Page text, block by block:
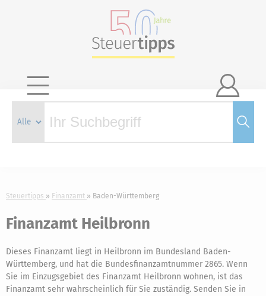

Steuertipps Finanzamt Baden-Württemberg
Finanzamt Heilbronn
Dieses Finanzamt liegt in Heilbronn im Bundesland Baden-
Württemberg, und hat die Bundesfinanzamtnummer 2865. Wenn
Sie im Einzugsgebiet des Finanzamt Heilbronn wohnen, ist das
Finanzamt sehr wahrscheinlich für Sie zuständig. Senden Sie in